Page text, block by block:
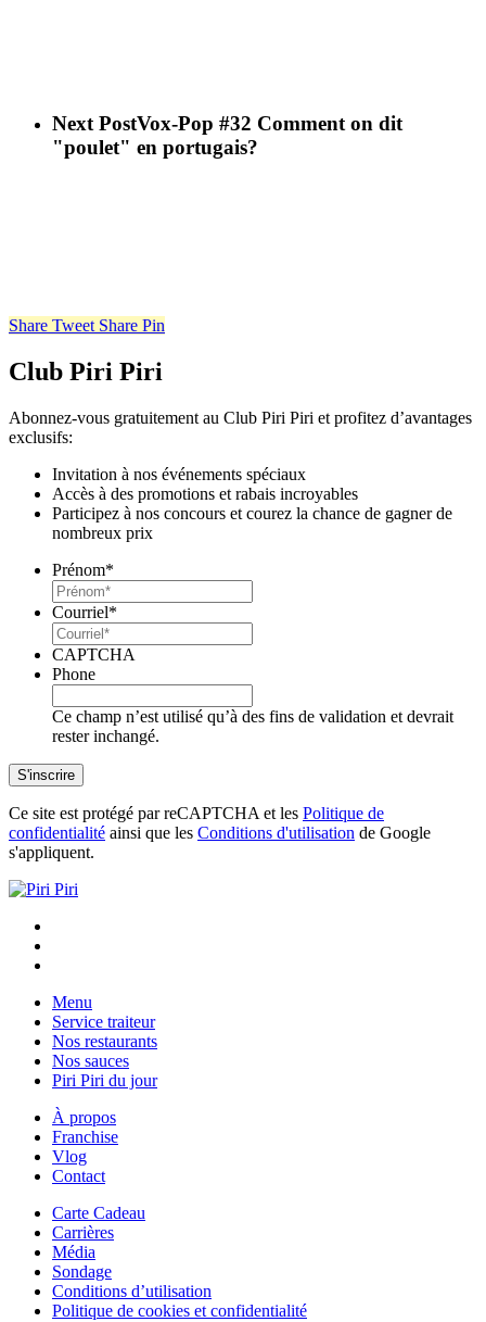
Next PostVox-Pop #32 Comment on dit
"poulet" en portugais?
Share Tweet Share Pin
Club Piri Piri
Abonnez-vous gratuitement au Club Piri Piri et profitez d’avantages
exclusifs:
Invitation à nos événements spéciaux
Accès à des promotions et rabais incroyables
Participez à nos concours et courez la chance de gagner de
nombreux prix
Prénom*
Courriel*
CAPTCHA
Phone
Ce champ n’est utilisé qu’à des fins de validation et devrait
rester inchangé.
Ce site est protégé par reCAPTCHA et les Politique de
confidentialité ainsi que les Conditions d'utilisation de Google
s'appliquent.
Menu
Service traiteur
Nos restaurants
Nos sauces
Piri Piri du jour
À propos
Franchise
Vlog
Contact
Carte Cadeau
Carrières
Média
Sondage
Conditions d’utilisation
Politique de cookies et confidentialité